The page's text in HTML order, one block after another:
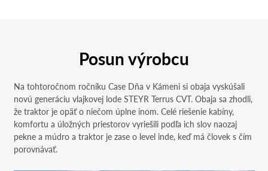
Posun výrobcu
Na tohtoročnom ročníku Case Dňa v Kámeni si obaja vyskúšali
novú generáciu vlajkovej lode STEYR Terrus CVT. Obaja sa zhodli,
že traktor je opäť o niečom úplne inom. Celé riešenie kabíny,
komfortu a úložných priestorov vyriešili podľa ich slov naozaj
pekne a múdro a traktor je zase o level inde, keď má človek s čím
porovnávať.